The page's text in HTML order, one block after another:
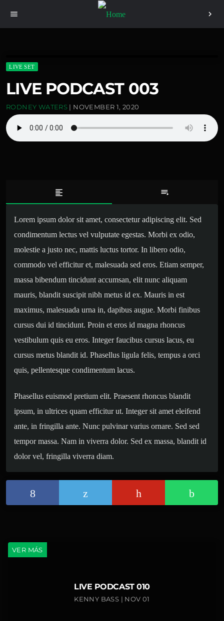
menu chevron_right
LIVE SET
LIVE PODCAST 003
RODNEY WATERS | NOVEMBER 1, 2020
format_align_left playlist_play
Lorem ipsum dolor sit amet, consectetur adipiscing elit. Sed
condimentum lectus vel vulputate egestas. Morbi ex odio,
molestie a justo nec, mattis luctus tortor. In libero odio,
commodo vel efficitur et, malesuada sed eros. Etiam semper,
massa bibendum tincidunt accumsan, elit nunc aliquam
mauris, blandit suscipit nibh metus id ex. Mauris in est
maximus, malesuada urna in, dapibus augue. Morbi finibus
cursus dui id tincidunt. Proin et eros id magna rhoncus
vestibulum quis eu eros. Integer faucibus cursus lacus, eu
cursus metus blandit id. Phasellus ligula felis, tempus a orci
quis, pellentesque condimentum lacus.
Phasellus euismod pretium elit. Praesent rhoncus blandit
ipsum, in ultrices quam efficitur ut. Integer sit amet eleifend
ante, in fringilla ante. Nunc pulvinar varius ornare. Sed sed
tempor massa. Nam in viverra dolor. Sed ex massa, blandit id
dolor vel, fringilla viverra diam.
VER MÁS
LIVE PODCAST 010
KENNY BASS | NOV 01